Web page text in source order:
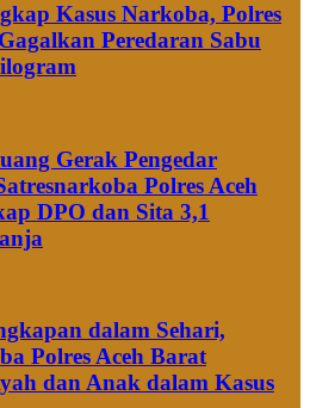
Kasus Narkoba, Polres
Peredaran Sabu
Gerak Pengedar
Polres Aceh
DPO dan Sita 3,1
dalam Sehari,
Polres Aceh Barat
dan Anak dalam Kasus